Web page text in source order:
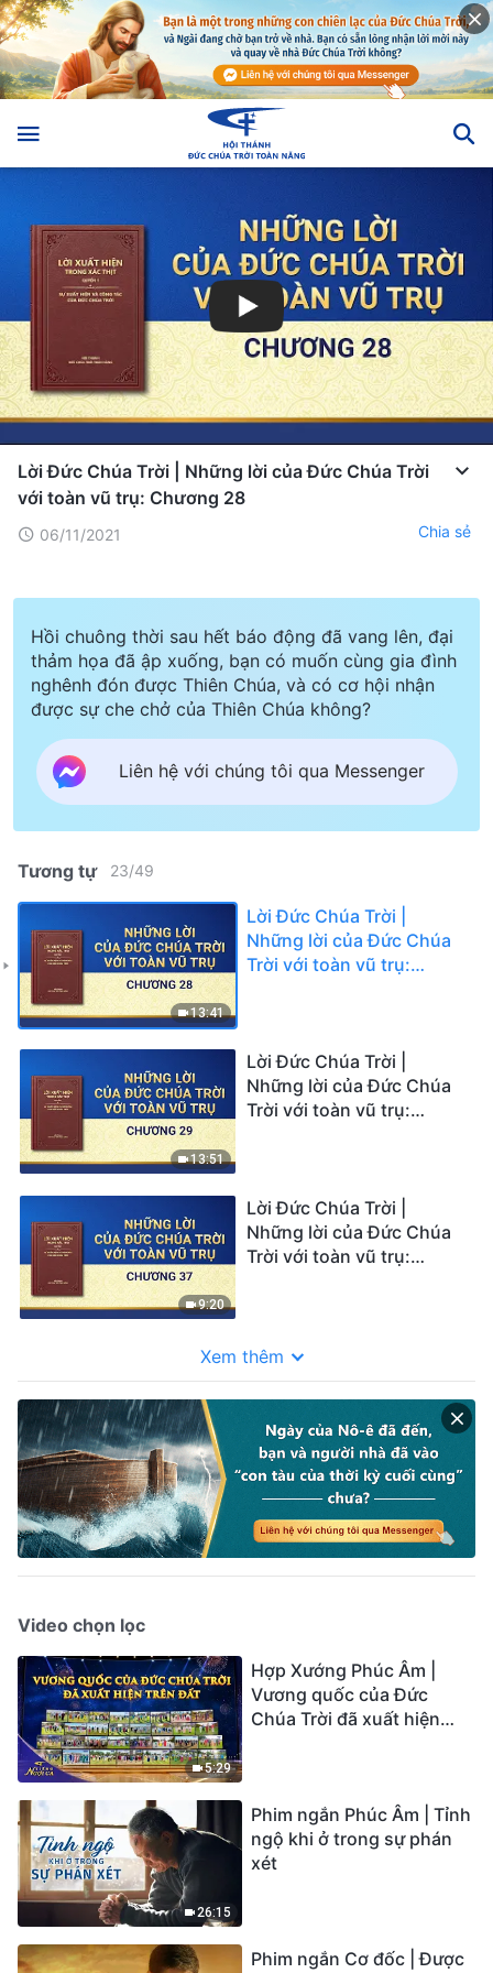
Lời Đức Chúa Trời | Những lời của Đức Chúa Trời
với toàn vũ trụ: Chương 28
06/11/2021 Chia sẻ
Hồi chuông thời sau hết báo động đã vang lên, đại
thảm họa đã ập xuống, bạn có muốn cùng gia đình
nghênh đón được Thiên Chúa, và có cơ hội nhận
được sự che chở của Thiên Chúa không?
Liên hệ với chúng tôi qua Messenger
Tương tự 23/49
13:41
Lời Đức Chúa Trời |
Những lời của Đức Chúa
Trời với toàn vũ trụ:
13:51
Lời Đức Chúa Trời |
Những lời của Đức Chúa
Trời với toàn vũ trụ:
9:20
Lời Đức Chúa Trời |
Những lời của Đức Chúa
Trời với toàn vũ trụ:
Xem thêm
Video chọn lọc
5:29
Hợp Xướng Phúc Âm |
Vương quốc của Đức
Chúa Trời đã xuất hiện
26:15
Phim ngắn Phúc Âm | Tỉnh
ngộ khi ở trong sự phán
xét
Phim ngắn Cơ đốc | Được